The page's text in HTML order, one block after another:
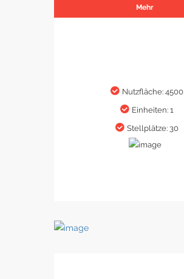
Mehr
Nutzfläche: 4500
Einheiten: 1
Stellplätze: 30